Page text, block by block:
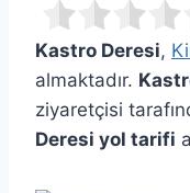
Kastro Deresi,
almaktadır.
ziyaretçisi
Deresi yol tarifi